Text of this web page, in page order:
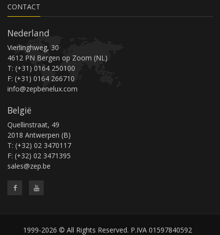
CONTACT
Nederland
Vierlinghweg, 30
4612 PN Bergen op Zoom (NL)
T: (+31) 0164 250100
F: (+31) 0164 266710
info@zepbenelux.com
België
Quellinstraat, 49
2018 Antwerpen (B)
T: (+32) 02 3470117
F: (+32) 02 3471395
sales@zep.be
1999-2026 © All Rights Reserved. P.IVA 01597840592